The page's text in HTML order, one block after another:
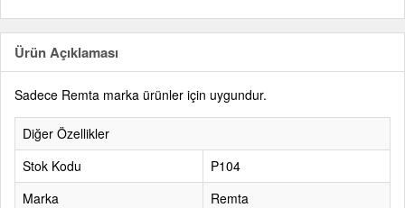
Ürün Açıklaması
Sadece Remta marka ürünler için uygundur.
Diğer Özellikler
Stok Kodu
P104
Marka
Remta